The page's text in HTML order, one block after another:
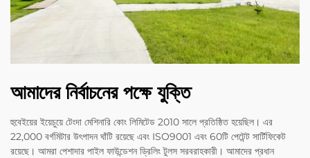
আমাদের নির্বাচনের পক্ষে যুক্তি
হুবেইয়ের ইয়েচুয়ে টেংদা মেশিনারি কোং লিমিটেড 2010 সালে প্রতিষ্ঠিত হয়েছিল। এর
22,000 বর্গমিটার উৎপাদন ঘাঁটি রয়েছে এবং ISO9001 এবং 60টি পেটেন্ট সার্টিফিকেট
রয়েছে। আমরা পেশাদার পাইল ফাউন্ডেশন ড্রিলিং টুলস সরবরাহকারী। আমাদের প্রধান